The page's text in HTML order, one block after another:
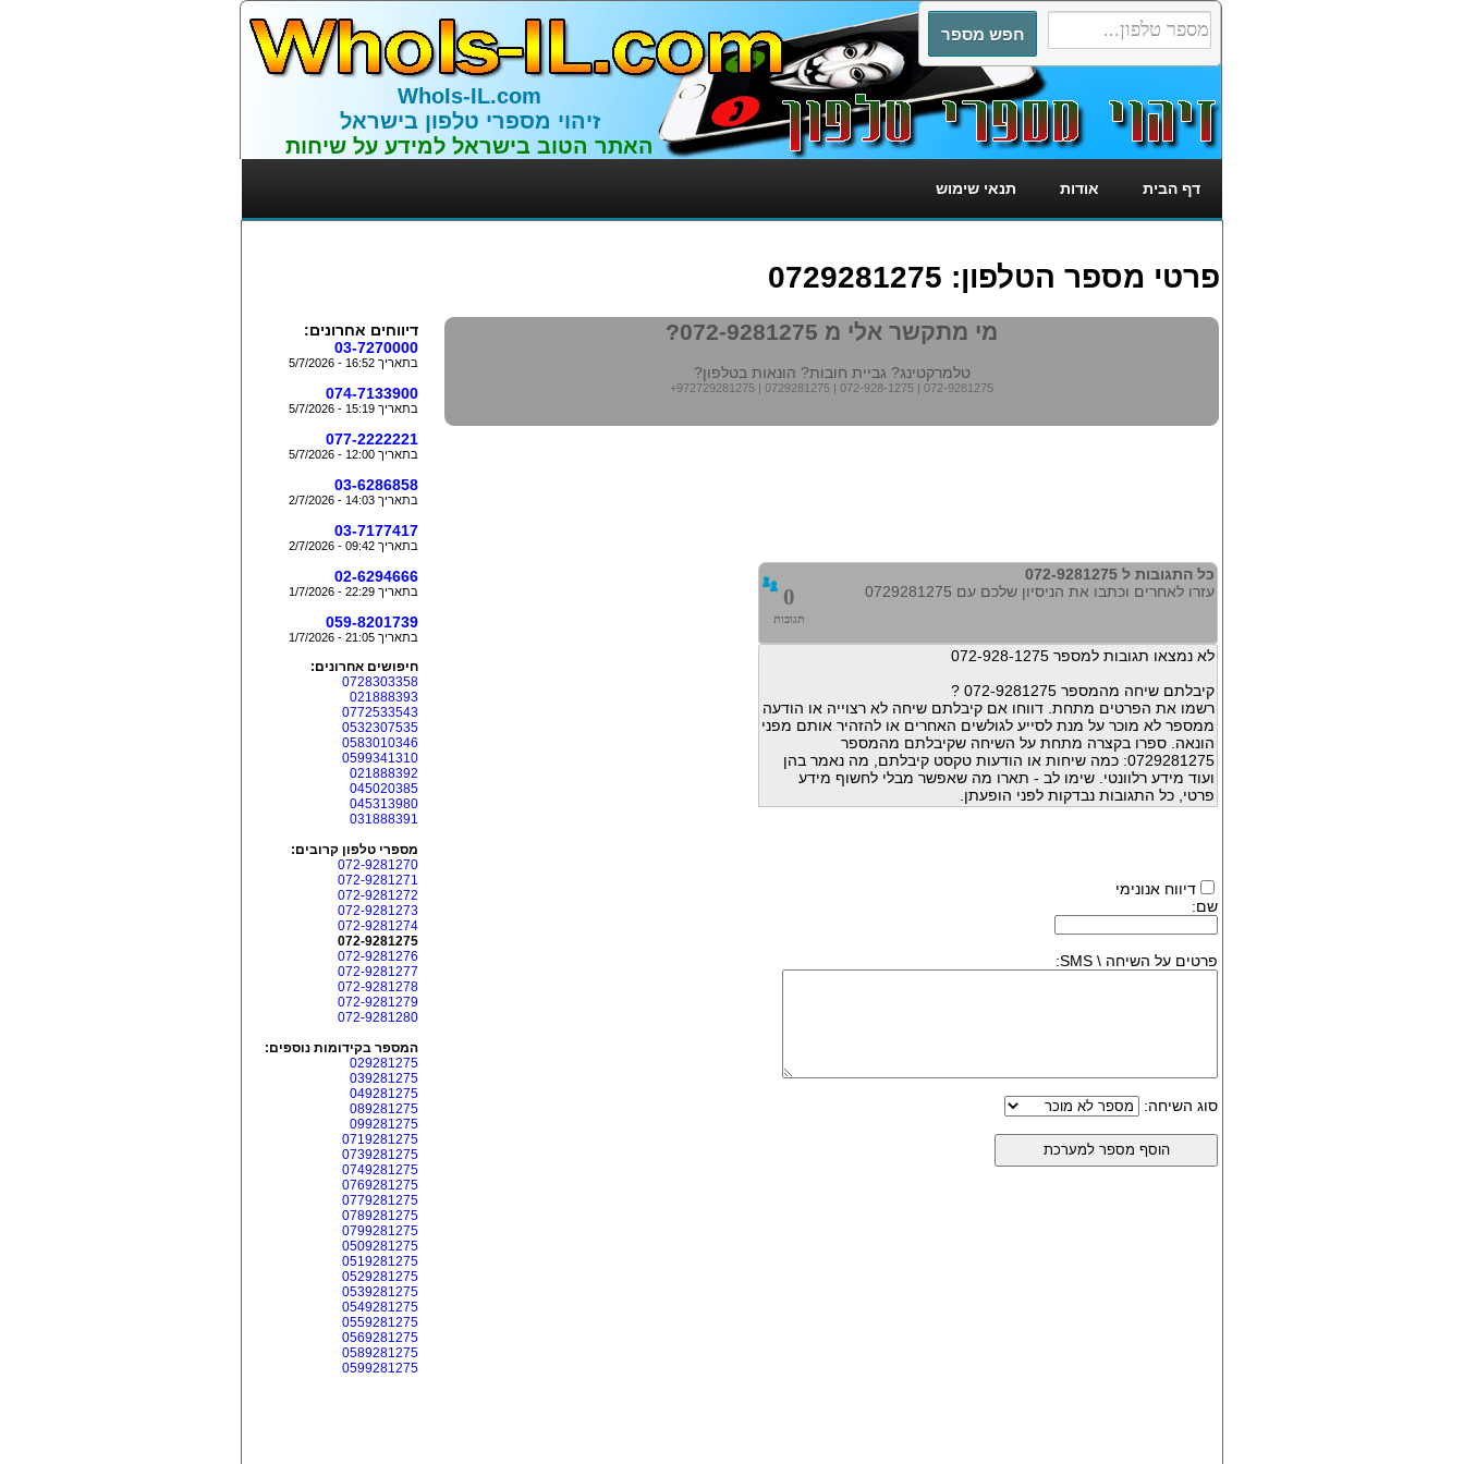
WhoIs-IL.com
זיהוי מספרי טלפון בישראל
האתר הטוב בישראל למידע על שיחות
דף הבית אודות תנאי שימוש
פרטי מספר הטלפון: 0729281275
מי מתקשר אלי מ 072-9281275?
טלמרקטינג? גביית חובות? הונאות בטלפון?
+972729281275 | 0729281275 | 072-928-1275 | 072-9281275
0
תגובות
כל התגובות ל 072-9281275
עזרו לאחרים וכתבו את הניסיון שלכם עם 0729281275
לא נמצאו תגובות למספר 072-928-1275
קיבלתם שיחה מהמספר 072-9281275 ?
רשמו את הפרטים מתחת. דווחו אם קיבלתם שיחה לא רצוייה או הודעה
ממספר לא מוכר על מנת לסייע לגולשים האחרים או להזהיר אותם מפני
הונאה. ספרו בקצרה מתחת על השיחה שקיבלתם מהמספר
0729281275: כמה שיחות או הודעות טקסט קיבלתם, מה נאמר בהן
ועוד מידע רלוונטי. שימו לב - תארו מה שאפשר מבלי לחשוף מידע
פרטי, כל התגובות נבדקות לפני הופעתן.
דיווח אנונימי
שם:
פרטים על השיחה \ SMS:
סוג השיחה:
דיווחים אחרונים:
03-7270000
בתאריך 16:52 - 5/7/2026
074-7133900
בתאריך 15:19 - 5/7/2026
077-2222221
בתאריך 12:00 - 5/7/2026
03-6286858
בתאריך 14:03 - 2/7/2026
03-7177417
בתאריך 09:42 - 2/7/2026
02-6294666
בתאריך 22:29 - 1/7/2026
059-8201739
בתאריך 21:05 - 1/7/2026
חיפושים אחרונים:
0728303358
021888393
0772533543
0532307535
0583010346
0599341310
021888392
045020385
045313980
031888391
מספרי טלפון קרובים:
072-9281270
072-9281271
072-9281272
072-9281273
072-9281274
072-9281275
072-9281276
072-9281277
072-9281278
072-9281279
072-9281280
המספר בקידומות נוספים:
029281275
039281275
049281275
089281275
099281275
0719281275
0739281275
0749281275
0769281275
0779281275
0789281275
0799281275
0509281275
0519281275
0529281275
0539281275
0549281275
0559281275
0569281275
0589281275
0599281275